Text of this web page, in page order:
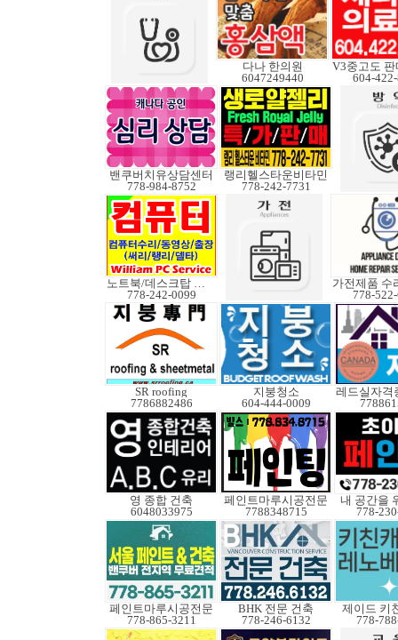
다나 한의원
6047249440
604-
밴쿠버치유상담센터
778-984-8752
랭리헬스타운비타민
778-242-7731
노트북/데스크탑 수리
778-242-0099
778-
SR roofing
7786882486
지붕청소
604-444-0009
영 종합 건축
6048033975
페인트마루시공전문
7788348715
내 공간을
778-
페인트마루시공전문
778-865-3211
BHK 전문 건축
778-246-6132
제이드 키
778-